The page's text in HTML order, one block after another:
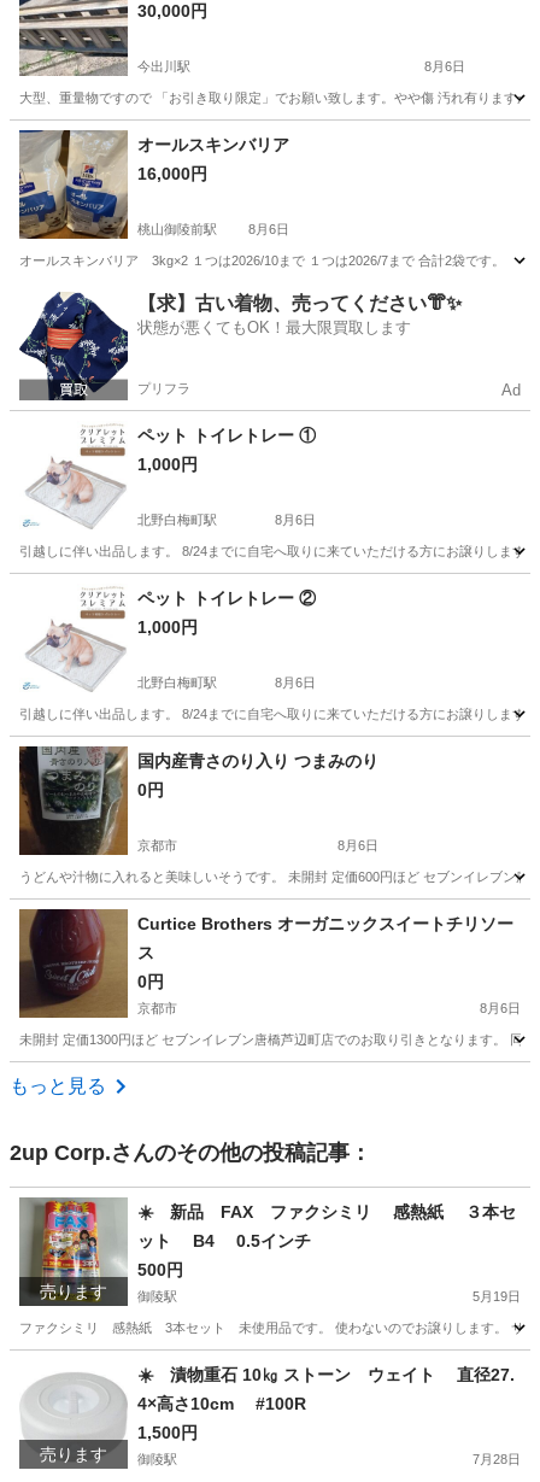
30,000円
今出川駅 8月6日
大型、重量物ですので 「お引き取り限定」でお願い致します。やや傷 汚れ有ります
京都 京都市 その他
オールスキンバリア
16,000円
桃山御陵前駅 8月6日
オールスキンバリア 3kg×2 １つは2026/10まで １つは2026/7まで 合計2袋です。
京都 京都市 桃山御陵前駅 その他
【求】古い着物、売ってください👘✨
状態が悪くてもOK！最大限買取します
プリフラ Ad
ペット トイレトレー ①
1,000円
北野白梅町駅 8月6日
引越しに伴い出品します。 8/24までに自宅へ取りに来ていただける方にお譲りしま
京都市 北野白梅町駅
ペット トイレトレー ②
1,000円
北野白梅町駅 8月6日
引越しに伴い出品します。 8/24までに自宅へ取りに来ていただける方にお譲りしま
京都 京都市 北野白梅町駅 その他 譲り
国内産青さのり入り つまみのり
0円
京都市 8月6日
うどんや汁物に入れると美味しいそうです。 未開封 定価600円ほど セブンイレブン
京都 京都市
Curtice Brothers オーガニックスイートチリソー
ス
0円
京都市 8月6日
未開封 定価1300円ほど セブンイレブン唐橋芦辺町店でのお取り引きとなります。 同
京都 京都市
もっと見る
2up Corp.さんのその他の投稿記事：
売ります
☀️ 新品 FAX ファクシミリ 感熱紙 ３本セ
ット B4 0.5インチ
500円
御陵駅 5月19日
ファクシミリ 感熱紙 3本セット 未使用品です。 使わないのでお譲りします。 サ
御陵駅 生活雑貨 感熱紙
売ります
☀️ 漬物重石 10㎏ ストーン ウェイト 直径27.
4×高さ10cm #100R
1,500円
御陵駅 7月28日